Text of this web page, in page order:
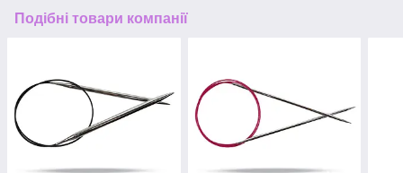
Подібні товари компанії